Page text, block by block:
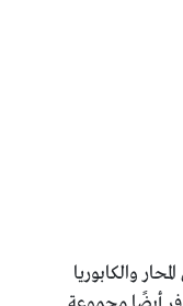
والكابوريا